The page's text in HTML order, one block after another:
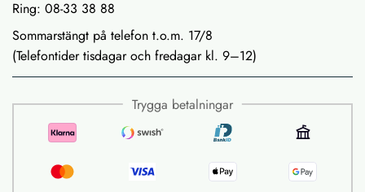
Ring: 08-33 38 88
Sommarstängt på telefon t.o.m. 17/8
(Telefontider tisdagar och fredagar kl. 9–12)
Trygga betalningar